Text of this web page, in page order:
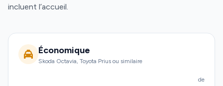
incluent l’accueil.
Économique
Skoda Octavia, Toyota Prius ou similaire
de